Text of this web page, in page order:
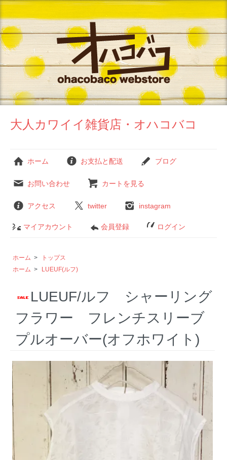
大人カワイイ雑貨店・オハコバコ
ホーム お支払と配送 ブログ
お問い合わせ カートを見る
アクセス twitter instagram
マイアカウント 会員登録 ログイン
ホーム >
トップス
ホーム > LUEUF(ルフ)
LUEUF/ルフ シャーリング
フラワー フレンチスリーブ
プルオーバー(オフホワイト)